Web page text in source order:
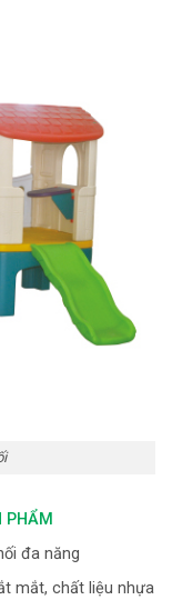
PHẨM
đa năng
mắt, chất liệu nhựa